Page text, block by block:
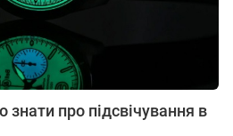
про підсвічування в